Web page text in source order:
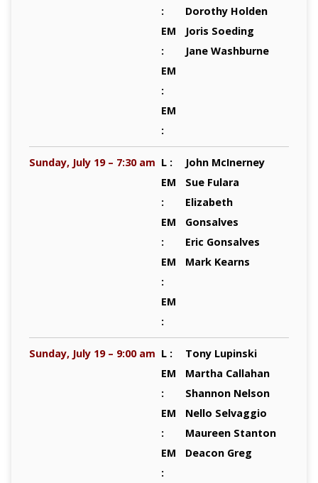
:
EM
:
EM
:
EM
:
Dorothy Holden
Joris Soeding
Jane Washburne
Sunday, July 19 – 7:30 am L :
EM
:
EM
:
EM
:
EM
:
John McInerney
Sue Fulara
Elizabeth
Gonsalves
Eric Gonsalves
Mark Kearns
Sunday, July 19 – 9:00 am L :
EM
:
EM
:
EM
:
Tony Lupinski
Martha Callahan
Shannon Nelson
Nello Selvaggio
Maureen Stanton
Deacon Greg